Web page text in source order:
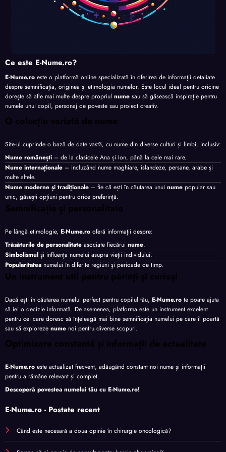
Ce este E-Nume.ro?
E-Nume.ro este o platformă online specializată în oferirea de informații detaliate
despre semnificația, originea și etimologia numelor. Este locul ideal pentru oricine
dorește să afle mai multe despre propriul nume sau să găsească inspirație pentru
numele unui copil, personaj de poveste sau proiect creativ.
O colecție variată de nume
Site-ul cuprinde o bază de date vastă, cu nume din diverse culturi și limbi, inclusiv:
Nume românești – de la clasicele Ana și Ion, până la cele mai rare.
Nume internaționale – incluzând nume maghiare, islandeze, persane, arabe și
multe altele.
Nume moderne și tradiționale – fie că ești în căutarea unui nume popular sau
unic, găsești opțiuni pentru orice preferință.
Semnificație și personalitate
Pe lângă etimologie, E-Nume.ro oferă informații despre:
Trăsăturile de personalitate asociate fiecărui nume.
Simbolismul și influența numelui asupra vieții individului.
Popularitatea numelui în diferite regiuni și perioade de timp.
Un instrument util pentru părinți și curioși
Dacă ești în căutarea numelui perfect pentru copilul tău, E-Nume.ro te poate ajuta
să iei o decizie informată. De asemenea, platforma este un instrument excelent
pentru cei care doresc să înțeleagă mai bine semnificația numelui pe care îl poartă
sau să exploreze nume noi pentru diverse scopuri.
Optimizare constantă și informații de actualitate
E-Nume.ro este actualizat frecvent, adăugând constant noi nume și informații
pentru a rămâne relevant și complet.
Descoperă povestea numelui tău cu E-Nume.ro!
E-Nume.ro - Postate recent
Când este necesară a doua opinie în chirurgie oncologică?